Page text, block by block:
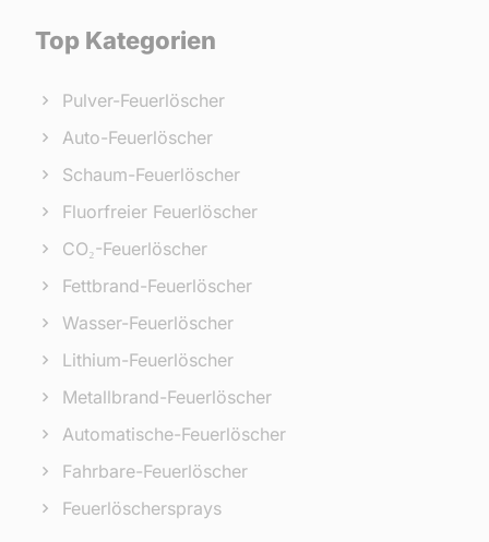
Top Kategorien
Pulver-Feuerlöscher
Auto-Feuerlöscher
Schaum-Feuerlöscher
Fluorfreier Feuerlöscher
CO₂-Feuerlöscher
Fettbrand-Feuerlöscher
Wasser-Feuerlöscher
Lithium-Feuerlöscher
Metallbrand-Feuerlöscher
Automatische-Feuerlöscher
Fahrbare-Feuerlöscher
Feuerlöschersprays